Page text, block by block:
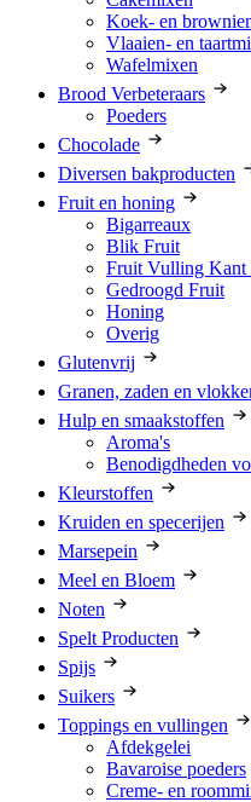
Koek- en
Vlaaien- en
Wafelmixen
Brood Verbeteraars
Poeders
Chocolade
Diversen bakproducten
Fruit en honing
Bigarreaux
Blik Fruit
Fruit Vulling Kant
Gedroogd Fruit
Honing
Overig
Glutenvrij
Granen, zaden en
Hulp en smaakstoffen
Aroma's
Benodigdheden
Kleurstoffen
Kruiden en specerijen
Marsepein
Meel en Bloem
Noten
Spelt Producten
Spijs
Suikers
Toppings en vullingen
Afdekgelei
Bavaroise poeders
Creme- en